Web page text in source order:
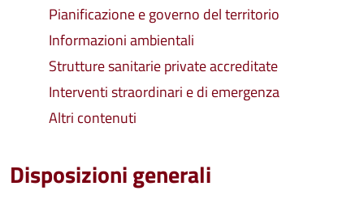
Pianificazione e governo del territorio
Informazioni ambientali
Strutture sanitarie private accreditate
Interventi straordinari e di emergenza
Altri contenuti
Disposizioni generali